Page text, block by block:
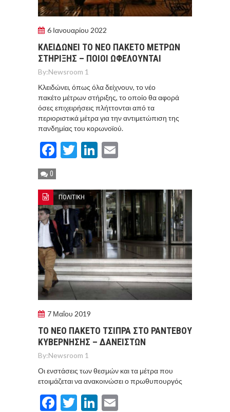
6 Ιανουαρίου 2022
ΚΛΕΙΔΩΝΕΙ ΤΟ ΝΕΟ ΠΑΚΕΤΟ ΜΕΤΡΩΝ
ΣΤΗΡΙΞΗΣ – ΠΟΙΟΙ ΩΦΕΛΟΥΝΤΑΙ
By:Newsroom 1
Κλειδώνει, όπως όλα δείχνουν, το νέο
πακέτο μέτρων στήριξης, το οποίο θα αφορά
όσες επιχειρήσεις πλήττονται από τα
περιοριστικά μέτρα για την αντιμετώπιση της
πανδημίας του κορωνοϊού.
Facebook
TwitterLinkedIn
0
ΠΟΛΙΤΙΚΗ
7 Μαΐου 2019
ΤΟ ΝΕΟ ΠΑΚΕΤΟ ΤΣΙΠΡΑ ΣΤΟ ΡΑΝΤΕΒΟΥ
ΚΥΒΕΡΝΗΣΗΣ – ΔΑΝΕΙΣΤΩΝ
By:Newsroom 1
Οι ενστάσεις των θεσμών και τα μέτρα που
ετοιμάζεται να ανακοινώσει ο πρωθυπουργός
Facebook
TwitterLinkedIn